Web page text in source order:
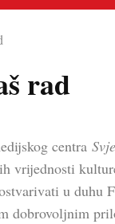
rad
centra
vrijednosti
u duhu
dobrovoljnim